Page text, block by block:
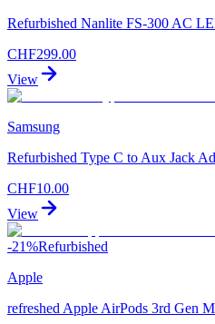
Refurbished Nanlite FS-300 AC
CHF299.00
View
Samsung
Refurbished Type C to Aux Jack
CHF10.00
View
-21%Refurbished
Apple
refreshed Apple AirPods 3rd Gen